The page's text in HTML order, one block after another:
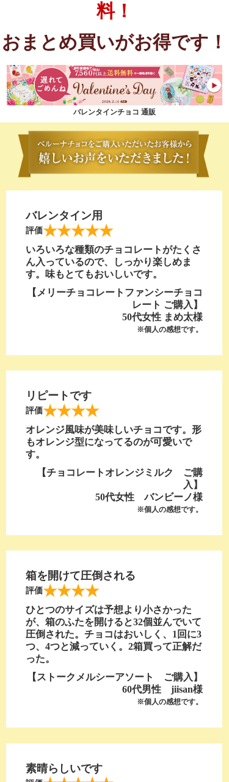
料！
おまとめ買いがお得です！
バレンタインチョコ 通販
バレンタイン用
評価★★★★★
いろいろな種類のチョコレートがたくさ
ん入っているので、しっかり楽しめま
す。味もとてもおいしいです。
【メリーチョコレートファンシーチョコ
レート ご購入】
50代女性 まめ太様
※個人の感想です。
リピートです
評価★★★★
オレンジ風味が美味しいチョコです。形
もオレンジ型になってるのが可愛いで
す。
【チョコレートオレンジミルク ご購
入】
50代女性 バンビーノ様
※個人の感想です。
箱を開けて圧倒される
評価★★★★
ひとつのサイズは予想より小さかった
が、箱のふたを開けると32個並んでいて
圧倒された。チョコはおいしく、1回に3
つ、4つと減っていく。2箱買って正解だ
った。
【ストークメルシーアソート ご購入】
60代男性 jiisan様
※個人の感想です。
素晴らしいです